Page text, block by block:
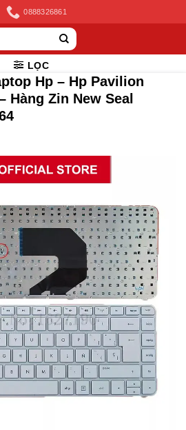
0888326861
LỌC
Hp – Hp Pavilion
Hàng Zin New Seal